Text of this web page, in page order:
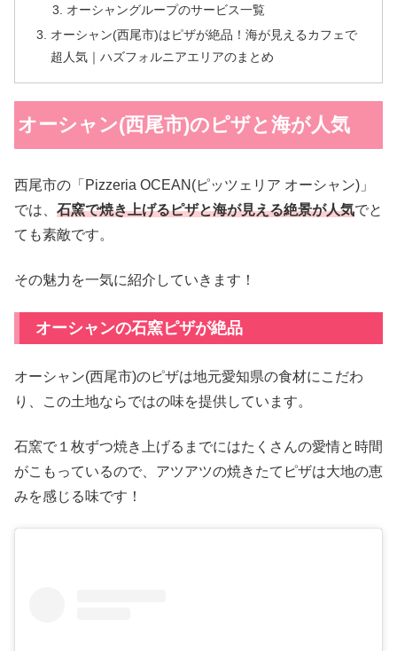
オーシャングループのサービス一覧
オーシャン(西尾市)はピザが絶品！海が見えるカフェで
超人気｜ハズフォルニアエリアのまとめ
オーシャン(西尾市)のピザと海が人気
西尾市の「Pizzeria OCEAN(ピッツェリア オーシャン)」
では、 石窯で焼き上げるピザと海が見える絶景が人気でと
ても素敵です。
その魅力を一気に紹介していきます！
オーシャンの石窯ピザが絶品
オーシャン(西尾市)のピザは地元愛知県の食材にこだわ
り、この土地ならではの味を提供しています。
石窯で１枚ずつ焼き上げるまでにはたくさんの愛情と時間
がこもっているので、アツアツの焼きたてピザは大地の恵
みを感じる味です！